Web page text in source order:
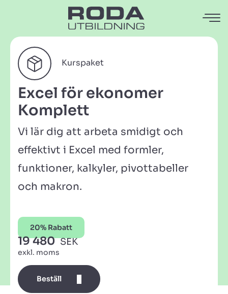
Kurspaket
Excel för ekonomer
Komplett
Vi lär dig att arbeta smidigt och
effektivt i Excel med formler,
funktioner, kalkyler, pivottabeller
och makron.
20% Rabatt
19 480 SEK
exkl. moms
Beställ